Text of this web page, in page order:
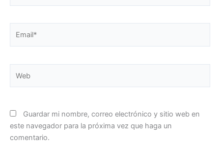
Guardar mi nombre, correo electrónico y sitio web en
este navegador para la próxima vez que haga un
comentario.